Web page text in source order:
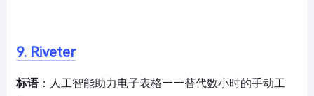
9. Riveter
标语：人工智能助力电子表格——替代数小时的手动工